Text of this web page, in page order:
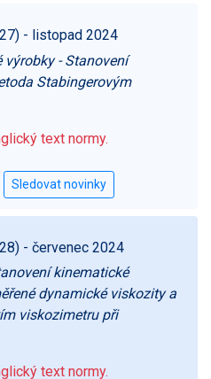
- listopad 2024
výrobky - Stanovení
Stabingerovým
text normy.
- červenec 2024
kinematické
dynamické viskozity a
viskozimetru při
text normy.